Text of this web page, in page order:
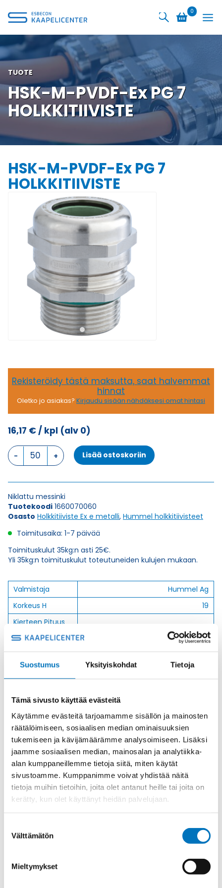
Suostumus Yksityiskohdat Tietoja
Tämä sivusto käyttää evästeitä
Käytämme evästeitä tarjoamamme sisällön ja mainosten
räätälöimiseen, sosiaalisen median ominaisuuksien
tukemiseen ja kävijämäärämme analysoimiseen. Lisäksi
jaamme sosiaalisen median, mainosalan ja analytiikka-
alan kumppaneillemme tietoja siitä, miten käytät
sivustoamme. Kumppanimme voivat yhdistää näitä
tietoja muihin tietoihin, joita olet antanut heille tai joita on
kerätty, kun olet käyttänyt heidän palvelujaan.
valinta
Välttämätön
Mieltymykset
sisältöön
0
TUOTE
HSK-M-PVDF-Ex PG 7
HOLKKITIIVISTE
HSK-M-PVDF-Ex PG 7
HOLKKITIIVISTE
Rekisteröidy tästä maksutta, saat halvemmat
hinnat
Oletko jo asiakas? Kirjaudu sisään nähdäksesi omat hintasi
16,17 €/ kpl (alv 0)
HSK-
M-
Ex
7
HOLKKITIIVISTE
määrä
Lisää ostoskoriin
Niklattu messinki
Tuotekoodi 1660070060
Osasto Holkkitiiviste Ex e metalli, Hummel holkkitiivisteet
Toimitusaika: 1-7 päivää
Toimituskulut 35kg:n asti 25€.
Yli 35kg:n toimituskulut toteutuneiden kulujen mukaan.
Valmistaja
Hummel Ag
Korkeus H
19
Kierteen Pituus
Etim 7
EC000441
Materiaali
Niklattu messinki
Kierre
Ulkokierre Ag
PG 7
Normen
Max [C]
Käyttölämpötila
'-20°C to +130°C
O-Rengas
Kotelointiluokka
IP 68 – 10 bar;IP 69 K
[Mm]
14
Setrifikaatti
ATEX;EAC;UR;INMETRO;IECEx;DNV-